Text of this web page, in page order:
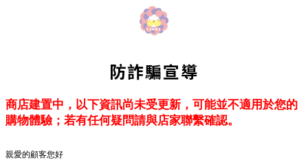
防詐騙宣導
商店建置中，以下資訊尚未受更新，可能並不適用於您的
購物體驗；若有任何疑問請與店家聯繫確認。
親愛的顧客您好